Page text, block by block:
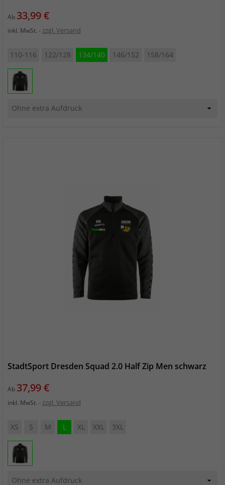
Ab Preis
33,99 €
inkl. MwSt. zzgl. Versand
110-116 122/128 134/140 146/152 158/164
StadtSport Dresden Squad 2.0 Half Zip Men schwarz
Ab Preis
37,99 €
inkl. MwSt. zzgl. Versand
XS S M L XL XXL 3XL